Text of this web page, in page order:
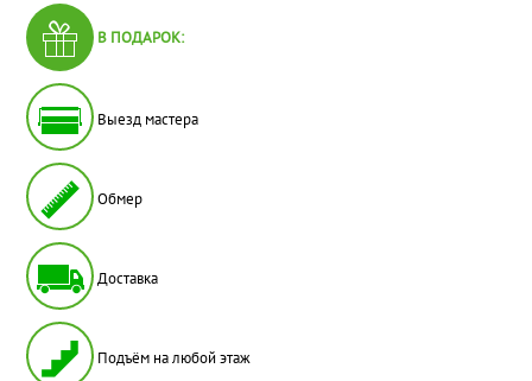
В ПОДАРОК:
Выезд мастера
Обмер
Доставка
Подъём на любой этаж